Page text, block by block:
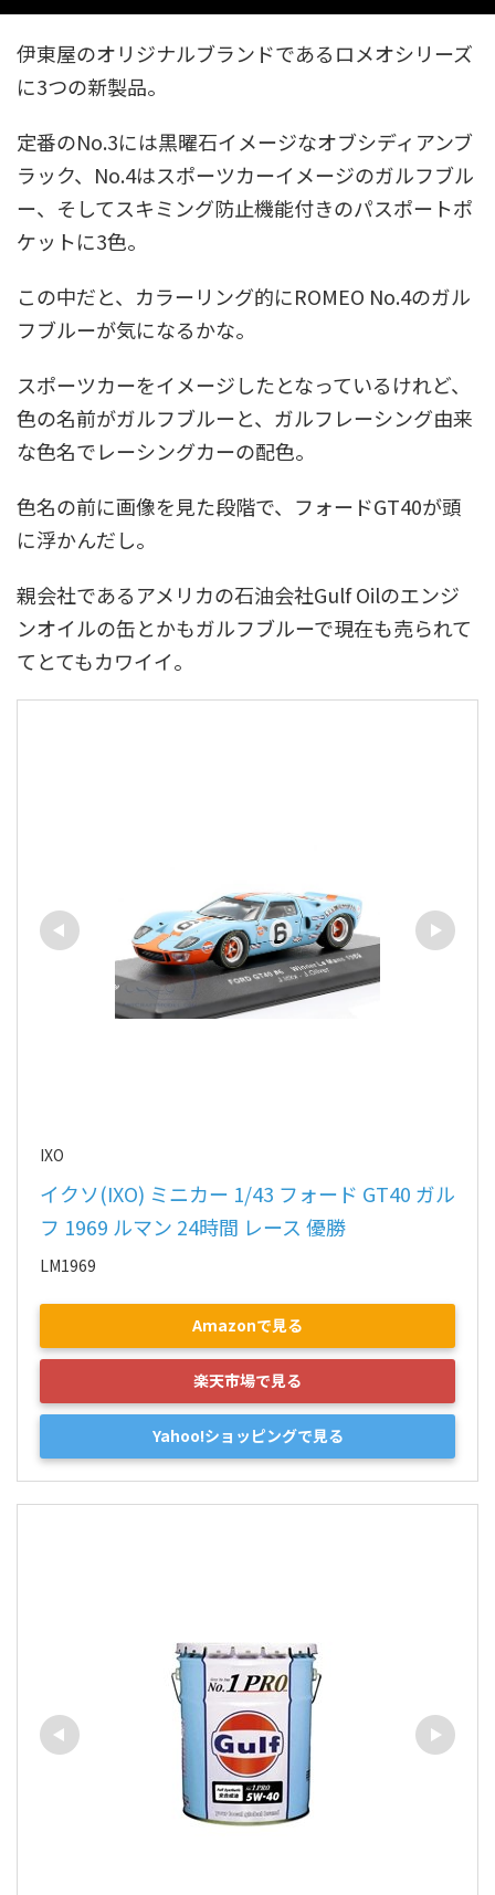
伊東屋のオリジナルブランドであるロメオシリーズ
に3つの新製品。
定番のNo.3には黒曜石イメージなオブシディアンブ
ラック、No.4はスポーツカーイメージのガルフブル
ー、そしてスキミング防止機能付きのパスポートポ
ケットに3色。
この中だと、カラーリング的にROMEO No.4のガル
フブルーが気になるかな。
スポーツカーをイメージしたとなっているけれど、
色の名前がガルフブルーと、ガルフレーシング由来
な色名でレーシングカーの配色。
色名の前に画像を見た段階で、フォードGT40が頭
に浮かんだし。
親会社であるアメリカの石油会社Gulf Oilのエンジ
ンオイルの缶とかもガルフブルーで現在も売られて
てとてもカワイイ。
IXO
イクソ(IXO) ミニカー 1/43 フォード GT40 ガル
フ 1969 ルマン 24時間 レース 優勝
LM1969
Amazonで見る
楽天市場で見る
Yahoo!ショッピングで見る